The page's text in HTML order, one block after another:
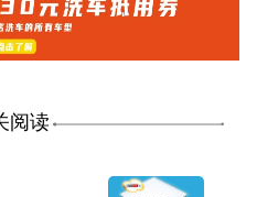
阅读